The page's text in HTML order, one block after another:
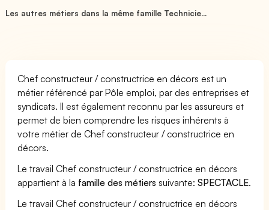
Les autres métiers dans la même famille Technicie...
Chef constructeur / constructrice en décors est un
métier référencé par Pôle emploi, par des entreprises et
syndicats. Il est également reconnu par les assureurs et
permet de bien comprendre les risques inhérents à
votre métier de Chef constructeur / constructrice en
décors.
Le travail Chef constructeur / constructrice en décors
appartient à la famille des métiers suivante:SPECTACLE.
Le travail Chef constructeur / constructrice en décors